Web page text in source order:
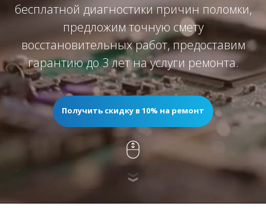
бесплатной диагностики причин поломки,
предложим точную смету
восстановительных работ, предоставим
гарантию до 3 лет на услуги ремонта.
Получить скидку в 10% на ремонт